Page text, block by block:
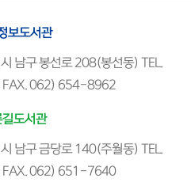
보도서관
남구 봉선로 208(봉선동) TEL.
062) 654-8962
도서관
남구 금당로 140(주월동) TEL.
062) 651-7640